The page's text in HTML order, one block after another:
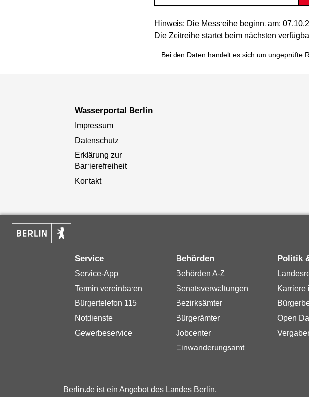
Hinweis: Die Messreihe beginnt am:
Die Zeitreihe startet beim nächsten
Bei den Daten handelt es sich um ungeprüfte
Wasserportal Berlin
Impressum
Datenschutz
Erklärung zur
Barrierefreiheit
Kontakt
Service
Service-App
Termin vereinbaren
Bürgertelefon 115
Notdienste
Gewerbeservice
Behörden
Behörden A-Z
Senatsverwaltungen
Bezirksämter
Bürgerämter
Jobcenter
Einwanderungsamt
Politik
Karriere
Open
Berlin.de ist ein Angebot des Landes Berlin.